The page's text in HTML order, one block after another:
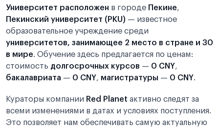
Университет расположен в городе Пекине,
Пекинский университет (PKU) — известное
образовательное учреждение среди
университетов, занимающее 2 место в стране и 30
в мире. Обучение здесь предлагается по ценам:
стоимость долгосрочных курсов — 0 CNY,
бакалавриата — 0 CNY, магистратуры — 0 CNY.
Кураторы компании Red Planet активно следят за
всеми изменениями в датах и условиях поступления.
Это позволяет нам обеспечивать самую актуальную